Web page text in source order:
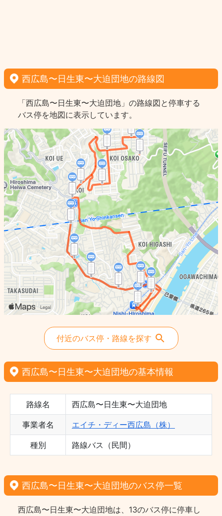
西広島〜日生東〜大迫団地の路線図
「西広島〜日生東〜大迫団地」の路線図と停車する
バス停を地図に表示しています。
付近のバス停・路線を探す
西広島〜日生東〜大迫団地の基本情報
路線名 西広島〜日生東〜大迫団地
事業者名 エイチ・ディー西広島（株）
種別 路線バス（民間）
西広島〜日生東〜大迫団地のバス停一覧
西広島〜日生東〜大迫団地は、13のバス停に停車し